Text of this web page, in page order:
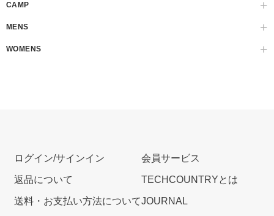
CAMP
MENS
WOMENS
ログイン/サインイン
返品について
送料・お支払い方法について
会員サービス
TECHCOUNTRYとは
JOURNAL